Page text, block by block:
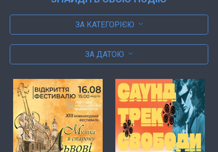
ЗА КАТЕГОРІЄЮ
ЗА ДАТОЮ